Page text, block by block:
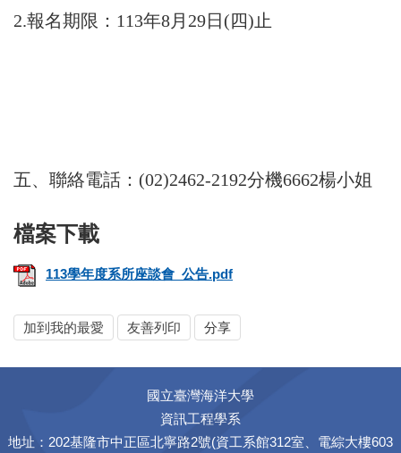
2.報名期限：113年8月29日(四)止
五、聯絡電話：(02)2462-2192分機6662楊小姐
113學年度系所座談會_公告.pdf
加到我的最愛 友善列印 分享
國立臺灣海洋大學
資訊工程學系
地址：202基隆市中正區北寧路2號(資工系館312室、電綜大樓603